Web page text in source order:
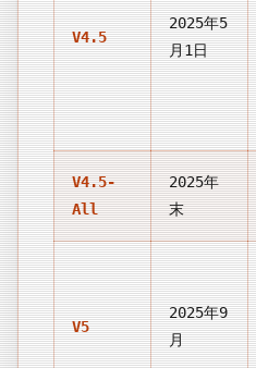
V4.5
2025年5
月1日
V4.5-
All
2025年
末
V5
2025年9
月